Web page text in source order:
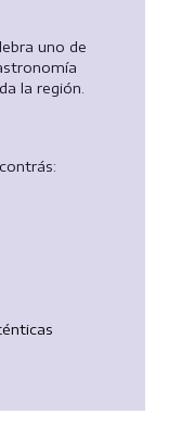
uno de
la región.